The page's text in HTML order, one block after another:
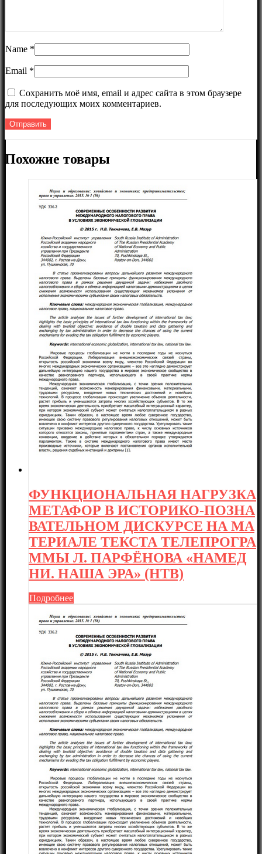
Name *
Email *
Сохранить моё имя, email и адрес сайта в этом браузере
для последующих моих комментариев.
Похожие товары
ФУНКЦИОНАЛЬНАЯ НАГРУЗКА
МЕТАФОР В ИСТОРИКО-ПОЗНА
ВАТЕЛЬНОМ ДИСКУРСЕ НА МА
ТЕРИАЛЕ ТЕКСТА ТЕЛЕПРОГРА
ММЫ Л. ПАРФЁНОВА «НАМЕД
НИ. НАША ЭРА» (НТВ)
Подробнее